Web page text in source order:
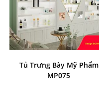
Tủ Trưng Bày Mỹ Phẩm
MP075